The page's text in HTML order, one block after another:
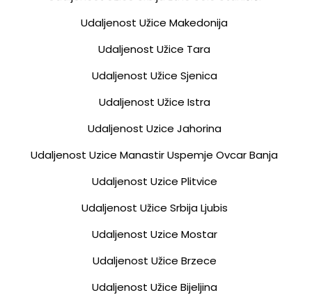
Udaljenost Užice Makedonija
Udaljenost Užice Tara
Udaljenost Užice Sjenica
Udaljenost Užice Istra
Udaljenost Uzice Jahorina
Udaljenost Uzice Manastir Uspemje Ovcar Banja
Udaljenost Uzice Plitvice
Udaljenost Užice Srbija Ljubis
Udaljenost Uzice Mostar
Udaljenost Užice Brzece
Udaljenost Užice Bijeljina